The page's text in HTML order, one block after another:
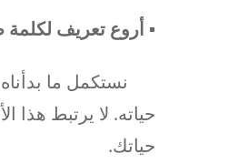
▪︎ أروع تعريف لكلمة
نستكمل ما
حياته. لا يرتبط
حياتك.